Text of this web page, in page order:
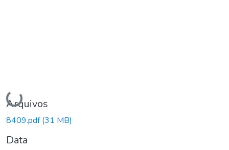
Carregando...
Arquivos
8409.pdf(31 MB)
Data